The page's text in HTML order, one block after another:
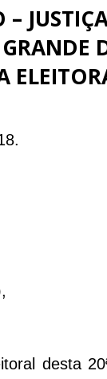
– CE
desta